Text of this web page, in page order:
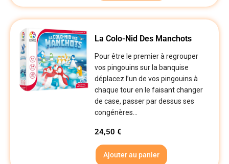
La Colo-Nid Des Manchots
Pour être le premier à regrouper
vos pingouins sur la banquise
déplacez l’un de vos pingouins à
chaque tour en le faisant changer
de case, passer par dessus ses
congénères...
24,50€
Ajouter au panier